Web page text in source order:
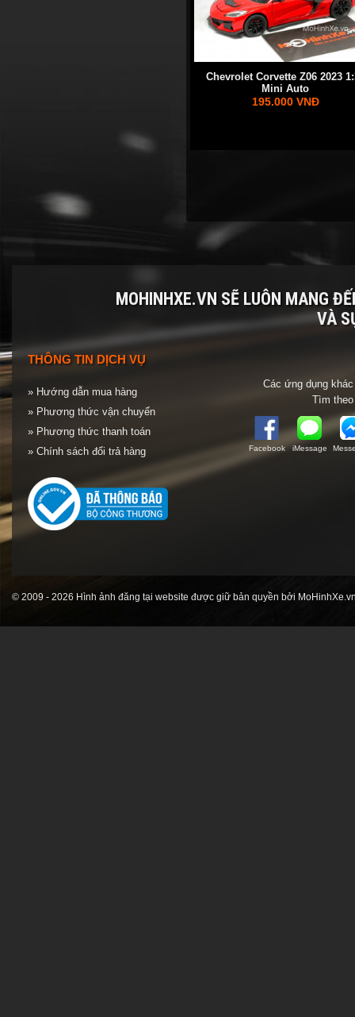
Chevrolet Corvette Z06 2023
Mini Auto
195.000 VNĐ
MOHINHXE.VN SẼ LUÔN MANG
VÀ
THÔNG TIN DỊCH VỤ
» Hướng dẫn mua hàng
» Phương thức vận chuyển
» Phương thức thanh toán
» Chính sách đổi trả hàng
Các ứng dụng
Tìm
Facebook iMessage
© 2009 - 2026 Hình ảnh đăng tại website được giữ bản quyền bởi